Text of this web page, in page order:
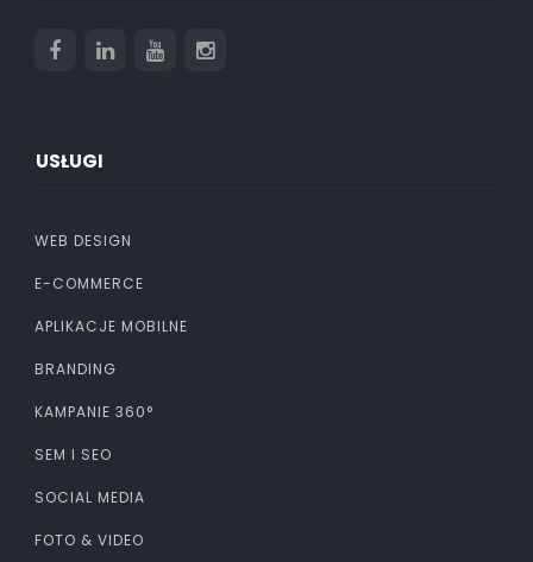
USŁUGI
WEB DESIGN
E-COMMERCE
APLIKACJE MOBILNE
BRANDING
KAMPANIE 360°
SEM I SEO
SOCIAL MEDIA
FOTO & VIDEO